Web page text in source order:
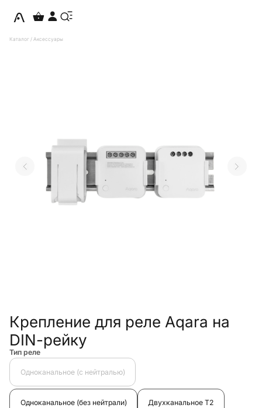
Каталог / Аксессуары
Крепление для реле Aqara на
DIN-рейку
Тип реле
Одноканальное (с нейтралью)
Одноканальное (без нейтрали) Двухканальное T2